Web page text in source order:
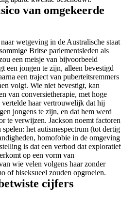
van omgekeerde
wetgeving in de Australische staat
Britse parlementsleden als
een meisje van bijvoorbeeld
een jongen te zijn, alleen bevestigd
een traject van puberteitsremmers
volgt. Wie niet bevestigt, kan
van conversietherapie, met hoge
haar vertrouwelijk dat hij
jongens te zijn, en dat hem werd
te verwijzen. Jackson noemt factoren
het autismespectrum (tot dertig
homofobie in de omgeving
is dat een verbod dat exploratief
op een vorm van
wie velen volgens haar zonder
of biseksueel zouden opgroeien.
cijfers